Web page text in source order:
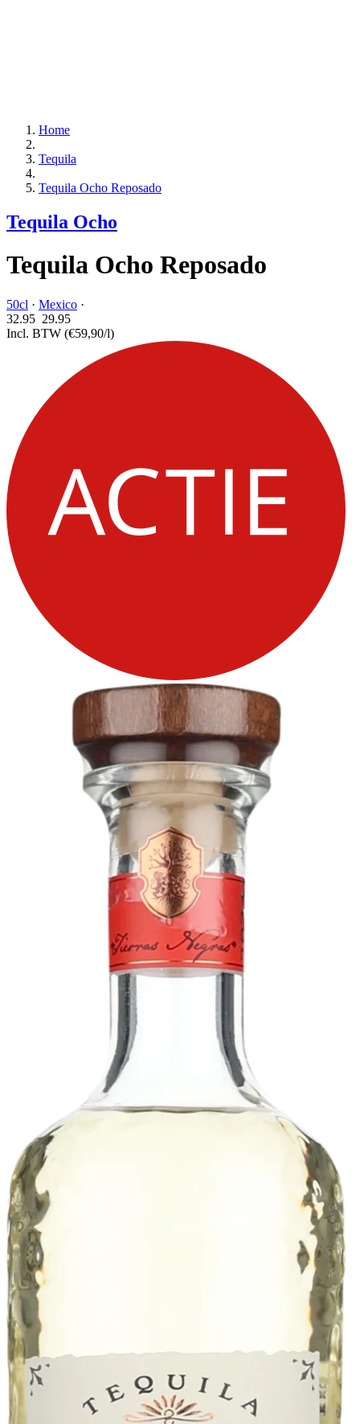
Home
Tequila
Tequila Ocho Reposado
Tequila Ocho
Tequila Ocho Reposado
50cl · Mexico ·
32.95 29.95
Incl. BTW (€59,90/l)